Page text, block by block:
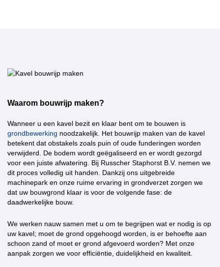
Waarom bouwrijp maken?
Wanneer u een kavel bezit en klaar bent om te bouwen is
grondbewerking noodzakelijk. Het bouwrijp maken van de kavel
betekent dat obstakels zoals puin of oude funderingen worden
verwijderd. De bodem wordt geëgaliseerd en er wordt gezorgd
voor een juiste afwatering. Bij Russcher Staphorst B.V. nemen we
dit proces volledig uit handen. Dankzij ons uitgebreide
machinepark en onze ruime ervaring in grondverzet zorgen we
dat uw bouwgrond klaar is voor de volgende fase: de
daadwerkelijke bouw.
We werken nauw samen met u om te begrijpen wat er nodig is op
uw kavel; moet de grond opgehoogd worden, is er behoefte aan
schoon zand of moet er grond afgevoerd worden? Met onze
aanpak zorgen we voor efficiëntie, duidelijkheid en kwaliteit.